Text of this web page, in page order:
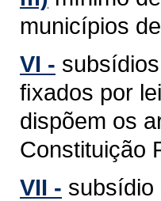
municípios
VI -
ﬁxados por
dispõem os
Constituição
VII - subsídio